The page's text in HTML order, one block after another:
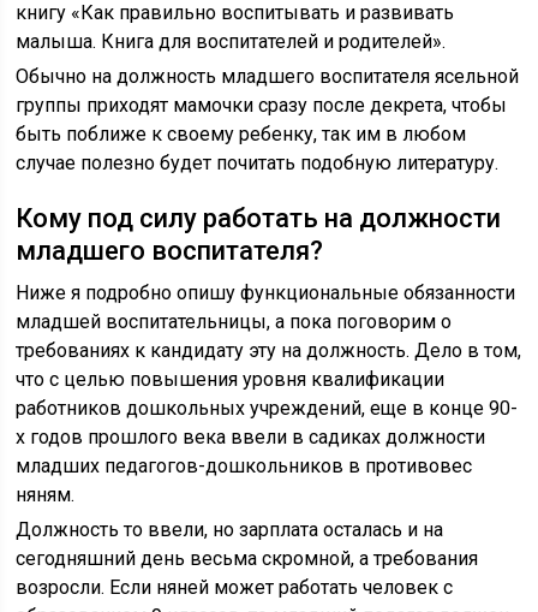
книгу «Как правильно воспитывать и развивать
малыша. Книга для воспитателей и родителей».
Обычно на должность младшего воспитателя ясельной
группы приходят мамочки сразу после декрета, чтобы
быть поближе к своему ребенку, так им в любом
случае полезно будет почитать подобную литературу.
Кому под силу работать на должности
младшего воспитателя?
Ниже я подробно опишу функциональные обязанности
младшей воспитательницы, а пока поговорим о
требованиях к кандидату эту на должность. Дело в том,
что с целью повышения уровня квалификации
работников дошкольных учреждений, еще в конце 90-
х годов прошлого века ввели в садиках должности
младших педагогов-дошкольников в противовес
няням.
Должность то ввели, но зарплата осталась и на
сегодняшний день весьма скромной, а требования
возросли. Если няней может работать человек с